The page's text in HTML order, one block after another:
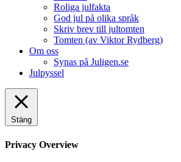
Roliga julfakta
God jul på olika språk
Skriv brev till jultomten
Tomten (av Viktor Rydberg)
Om oss
Synas på Juligen.se
Julpyssel
Stäng
Privacy Overview